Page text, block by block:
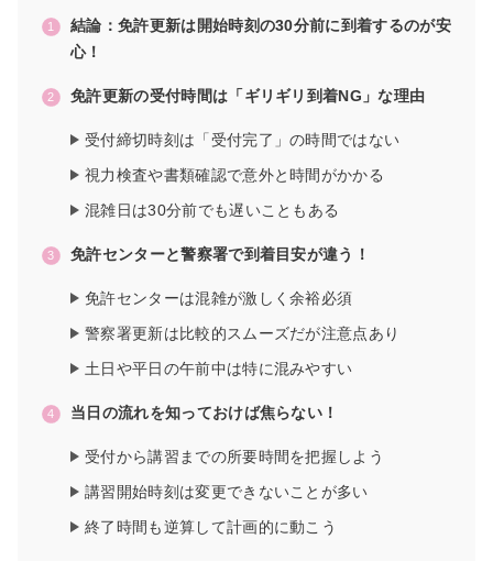
結論：免許更新は開始時刻の30分前に到着するのが安
心！
免許更新の受付時間は「ギリギリ到着NG」な理由
受付締切時刻は「受付完了」の時間ではない
視力検査や書類確認で意外と時間がかかる
混雑日は30分前でも遅いこともある
免許センターと警察署で到着目安が違う！
免許センターは混雑が激しく余裕必須
警察署更新は比較的スムーズだが注意点あり
土日や平日の午前中は特に混みやすい
当日の流れを知っておけば焦らない！
受付から講習までの所要時間を把握しよう
講習開始時刻は変更できないことが多い
終了時間も逆算して計画的に動こう